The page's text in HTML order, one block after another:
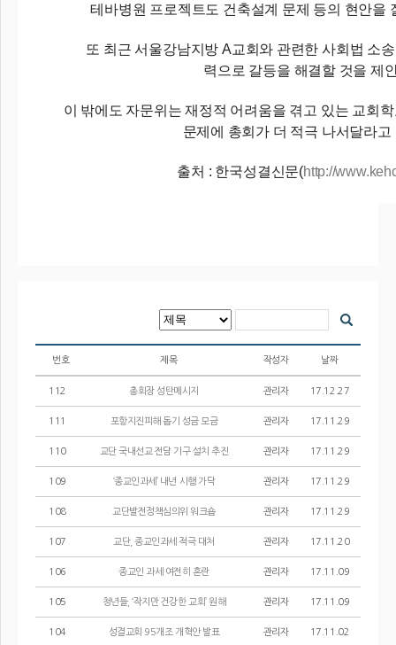
테바병원 프로젝트도 건축설계 문제 등의 현안을
또 최근 서울강남지방 A교회와 관련한 사회법 소
력으로 갈등을 해결할 것을 제
이 밖에도 자문위는 재정적 어려움을 겪고 있는 교회
문제에 총회가 더 적극 나서달라고
출처 : 한국성결신문(http://
번호 제목 작성자 날짜
112 총회장 성탄메시지 관리자 17.12.27
111 포항지진피해 돕기 성금 모금 관리자 17.11.29
110 교단 국내선교 전담 기구 설치 추진 관리자 17.11.29
109 ‘종교인과세’ 내년 시행 가닥 관리자 17.11.29
108 교단발전정책심의위 워크숍 관리자 17.11.29
107 교단, 종교인과세 적극 대처 관리자 17.11.20
106 종교인 과세 여전히 혼란 관리자 17.11.09
105 청년들, ‘작지만 건강한 교회’ 원해 관리자 17.11.09
104 성결교회 95개조 개혁안 발표 관리자 17.11.02